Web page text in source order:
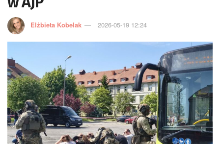
Elżbieta Kobelak 2026-05-19 12:24